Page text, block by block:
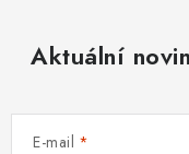
Aktuální
E-mail